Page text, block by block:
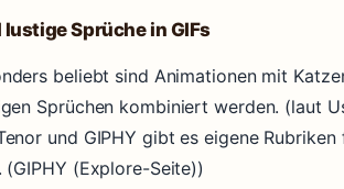
lustige Sprüche in GIFs
beliebt sind Animationen mit
Sprüchen kombiniert werden. (laut
und GIPHY gibt es eigene
(GIPHY (Explore-Seite))